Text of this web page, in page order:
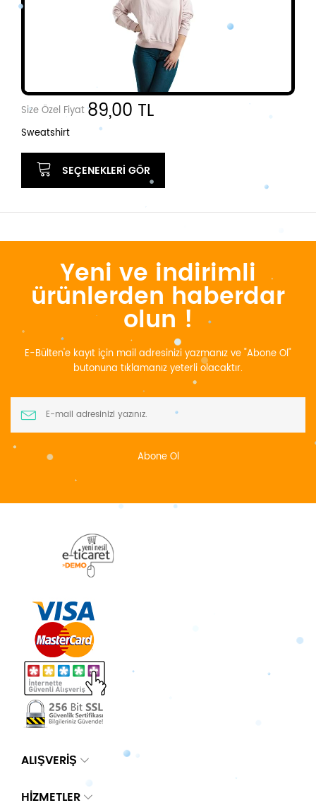
Size Özel Fiyat89,00 TL
Sweatshirt
SEÇENEKLERI GÖR
Yeni ve indirimli
ürünlerden haberdar
olun !
E-Bülten'e kayıt için mail adresinizi yazmanız ve "Abone Ol"
butonuna tıklamanız yeterli olacaktır.
Abone Ol
ALIŞVERİŞ
HİZMETLER